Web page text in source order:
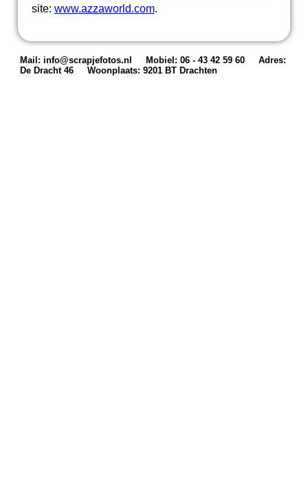
site: www.azzaworld.com.
Mail: info@scrapjefotos.nl Mobiel: 06 - 43 42 59 60 Adres:
De Dracht 46 Woonplaats: 9201 BT Drachten